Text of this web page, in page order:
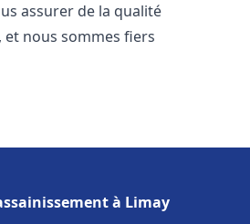
assurer de la qualité
nous sommes fiers
à Limay